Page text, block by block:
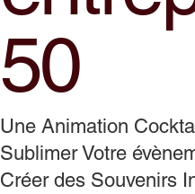
50
Une Animation
Sublimer Votre
Créer des Souvenirs